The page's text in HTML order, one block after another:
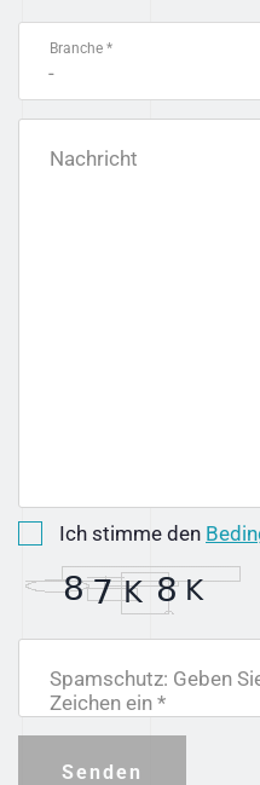
Branche *
-
Nachricht
Ich stimme den
Spamschutz: Geben
Zeichen ein *
Senden